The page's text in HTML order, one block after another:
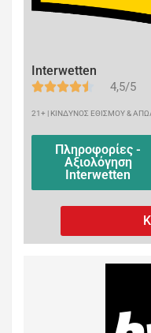
Interwetten
4,5/5
21+ | ΚΙΝΔΥΝΟΣ ΕΘΙΣΜΟΥ &
Πληροφορίες -
Αξιολόγηση
Interwetten